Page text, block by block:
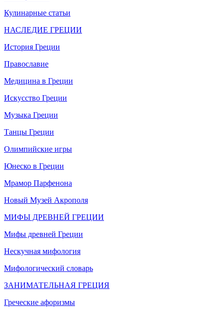
Кулинарные статьи
НАСЛЕДИЕ ГРЕЦИИ
История Греции
Православие
Медицина в Греции
Искусство Греции
Музыка Греции
Танцы Греции
Олимпийские игры
Юнеско в Греции
Мрамор Парфенона
Новый Музей Акрополя
МИФЫ ДРЕВНЕЙ ГРЕЦИИ
Мифы древней Греции
Нескучная мифология
Мифологический словарь
ЗАНИМАТЕЛЬНАЯ ГРЕЦИЯ
Греческие афоризмы